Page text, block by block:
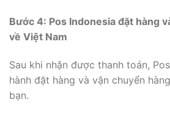
Bước 4: Pos Indonesia đặt hàng
về Việt Nam
Sau khi nhận được thanh toán,
hành đặt hàng và vận chuyển
bạn.